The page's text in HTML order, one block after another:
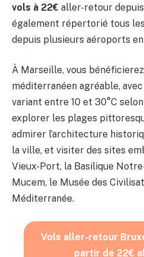
vols à 22€ aller-retour
également répertorié tous
depuis plusieurs aéroports
À Marseille, vous
méditerranéen agréable,
variant entre 10 et 30°C
explorer les plages
admirer l’architecture
la ville, et visiter des sites
Vieux-Port, la Basilique
Mucem, le Musée des
Méditerranée.
Vols aller-retour
partir de 22€